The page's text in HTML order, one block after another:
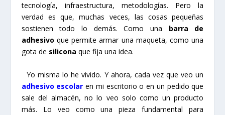
tecnología, infraestructura, metodologías. Pero la
verdad es que, muchas veces, las cosas pequeñas
sostienen todo lo demás. Como una barra de
adhesivo que permite armar una maqueta, como una
gota de silicona que fija una idea.
Yo misma lo he vivido. Y ahora, cada vez que veo un
adhesivo escolar en mi escritorio o en un pedido que
sale del almacén, no lo veo solo como un producto
más. Lo veo como una pieza fundamental para